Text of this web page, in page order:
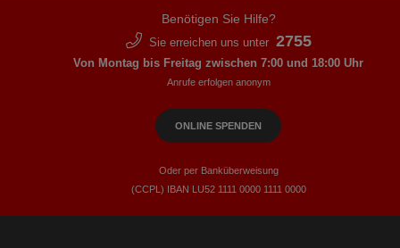
Benötigen Sie Hilfe?
Sie erreichen uns unter 2755
Von Montag bis Freitag zwischen 7:00 und 18:00 Uhr
Anrufe erfolgen anonym
ONLINE SPENDEN
Oder per Banküberweisung
(CCPL) IBAN LU52​ 1111​ 0000​ 1111​ 0000